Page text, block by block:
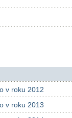
v roku 2012
v roku 2013